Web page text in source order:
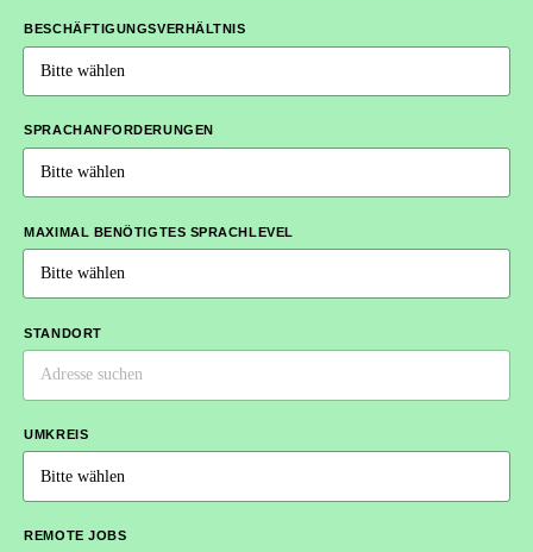
BESCHÄFTIGUNGSVERHÄLTNIS
SPRACHANFORDERUNGEN
MAXIMAL BENÖTIGTES SPRACHLEVEL
STANDORT
UMKREIS
REMOTE JOBS